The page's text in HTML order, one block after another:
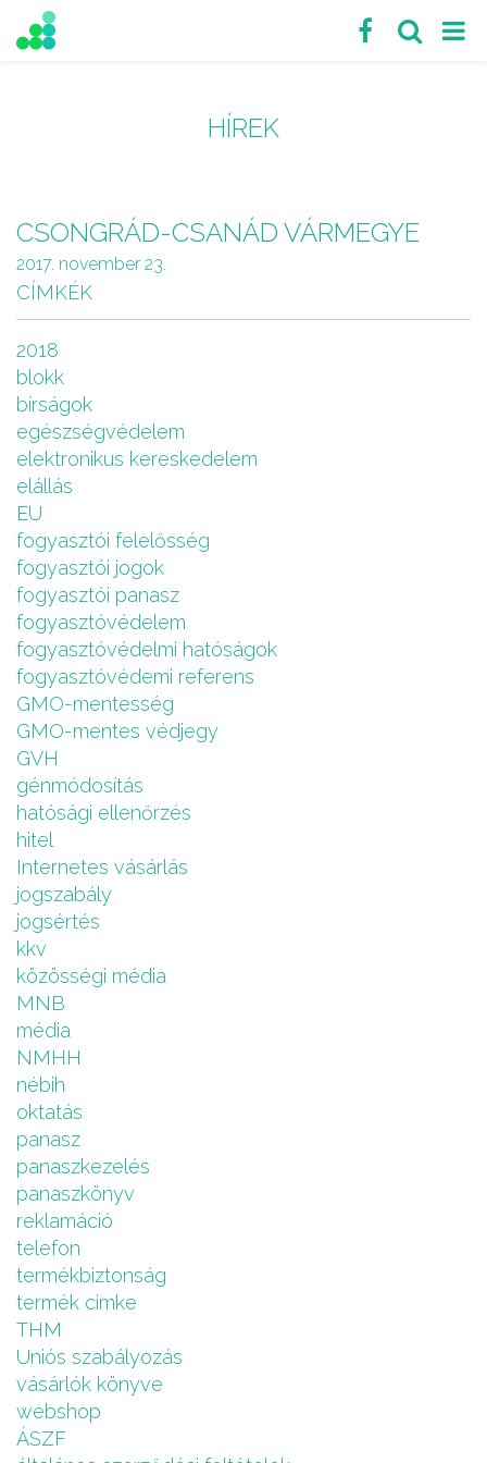
HÍREK
CSONGRÁD-CSANÁD VÁRMEGYE
2017. november 23.
CÍMKÉK
2018
blokk
bírságok
egészségvédelem
elektronikus kereskedelem
elállás
EU
fogyasztói felelősség
fogyasztói jogok
fogyasztói panasz
fogyasztóvédelem
fogyasztóvédelmi hatóságok
fogyasztóvédemi referens
GMO-mentesség
GMO-mentes védjegy
GVH
génmódosítás
hatósági ellenőrzés
hitel
Internetes vásárlás
jogszabály
jogsértés
kkv
közösségi média
MNB
média
NMHH
nébih
oktatás
panasz
panaszkezelés
panaszkönyv
reklamáció
telefon
termékbiztonság
termék cimke
THM
Uniós szabályozás
vásárlók könyve
webshop
ÁSZF